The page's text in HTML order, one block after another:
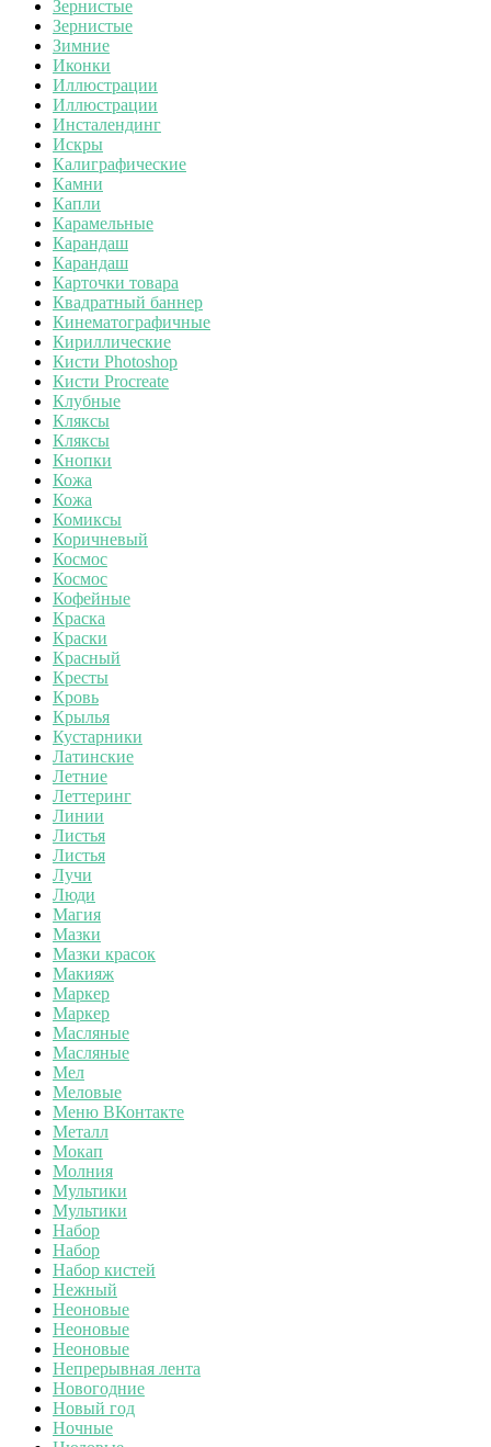
Зернистые
Зернистые
Зимние
Иконки
Иллюстрации
Иллюстрации
Инсталендинг
Искры
Калиграфические
Камни
Капли
Карамельные
Карандаш
Карандаш
Карточки товара
Квадратный баннер
Кинематографичные
Кириллические
Кисти Photoshop
Кисти Procreate
Клубные
Кляксы
Кляксы
Кнопки
Кожа
Кожа
Комиксы
Коричневый
Космос
Космос
Кофейные
Краска
Краски
Красный
Кресты
Кровь
Крылья
Кустарники
Латинские
Летние
Леттеринг
Линии
Листья
Листья
Лучи
Люди
Магия
Мазки
Мазки красок
Макияж
Маркер
Маркер
Масляные
Масляные
Мел
Меловые
Меню ВКонтакте
Металл
Мокап
Молния
Мультики
Мультики
Набор
Набор
Набор кистей
Нежный
Неоновые
Неоновые
Неоновые
Непрерывная лента
Новогодние
Новый год
Ночные